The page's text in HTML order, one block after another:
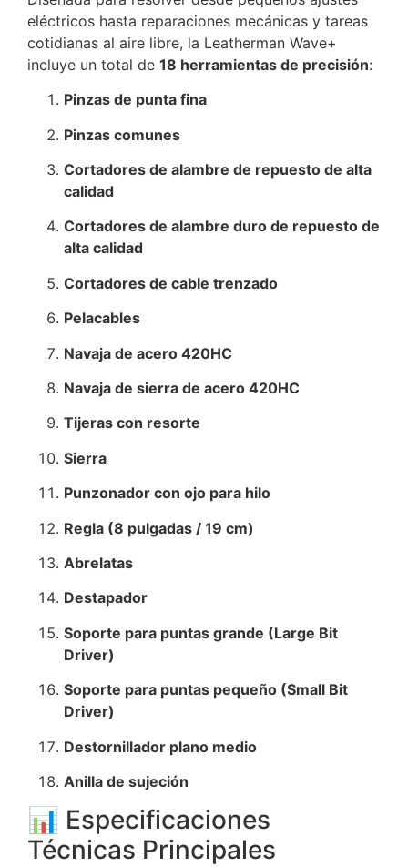
eléctricos hasta reparaciones mecánicas y tareas
cotidianas al aire libre, la Leatherman Wave+
incluye un total de 18 herramientas de precisión:
Pinzas de punta fina
Pinzas comunes
Cortadores de alambre de repuesto de alta
calidad
Cortadores de alambre duro de repuesto de
alta calidad
Cortadores de cable trenzado
Pelacables
Navaja de acero 420HC
Navaja de sierra de acero 420HC
Tijeras con resorte
Sierra
Punzonador con ojo para hilo
Regla (8 pulgadas / 19 cm)
Abrelatas
Destapador
Soporte para puntas grande (Large Bit
Driver)
Soporte para puntas pequeño (Small Bit
Driver)
Destornillador plano medio
Anilla de sujeción
📊 Especificaciones
Técnicas Principales